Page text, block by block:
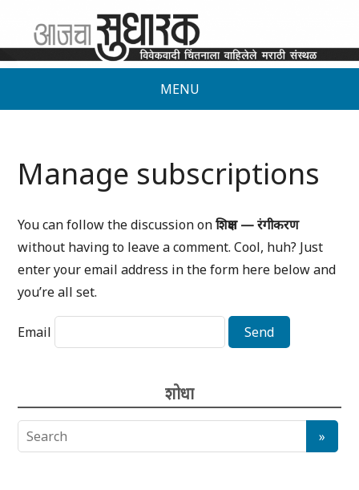
MENU
Manage subscriptions
You can follow the discussion onशिक्षण — रंगीकरण
without having to leave a comment. Cool, huh? Just
enter your email address in the form here below and
you’re all set.
Email
शोधा